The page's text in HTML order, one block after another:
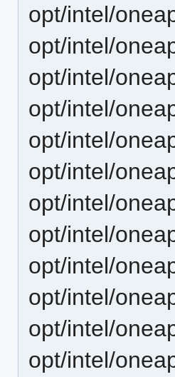
opt/intel/
opt/intel/
opt/intel/
opt/intel/
opt/intel/
opt/intel/
opt/intel/
opt/intel/
opt/intel/
opt/intel/
opt/intel/
opt/intel/